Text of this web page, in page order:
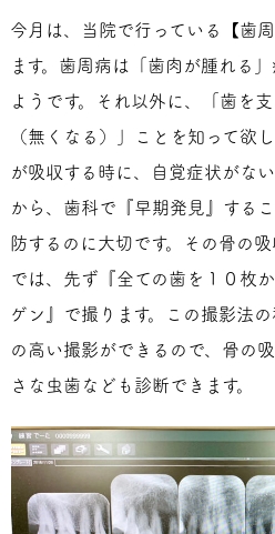
今月は、当院で行っている【歯
ます。歯周病は「歯肉が腫れる
ようです。それ以外に、「歯を
（無くなる）」ことを知って欲
が吸収する時に、自覚症状がな
から、歯科で『早期発見』する
防するのに大切です。その骨の
では、先ず『全ての歯を１０枚
ゲン』で撮ります。この撮影法
の高い撮影ができるので、骨の
さな虫歯なども診断できます。